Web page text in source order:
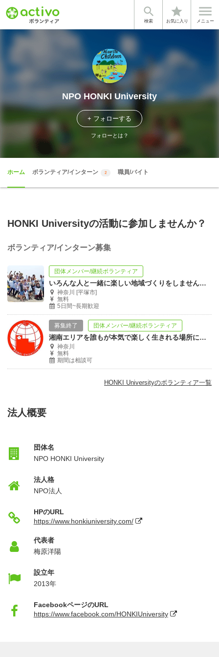

検索
star
お気に入り

メニュー
NPO HONKI University
+ フォローする
フォローとは？
ホーム ボランティア/インターン 2 職員/バイト
HONKI Universityの活動に参加しませんか？
ボランティア/インターン募集
団体メンバー/継続ボランティア
いろんな人と一緒に楽しい地域づくりをしませんか？！
神奈川 [平塚市]
無料
5日間~長期歓迎
募集終了 団体メンバー/継続ボランティア
湘南エリアを誰もが本気で楽しく生きれる場所にしませんか！！
神奈川
無料
期間は相談可
HONKI Universityのボランティア一覧
法人概要
団体名
NPO HONKI University
法人格
NPO法人
HPのURL
https://www.honkiuniversity.com/
代表者
梅原洋陽
設立年
2013年
FacebookページのURL
https://www.facebook.com/HONKIUniversity